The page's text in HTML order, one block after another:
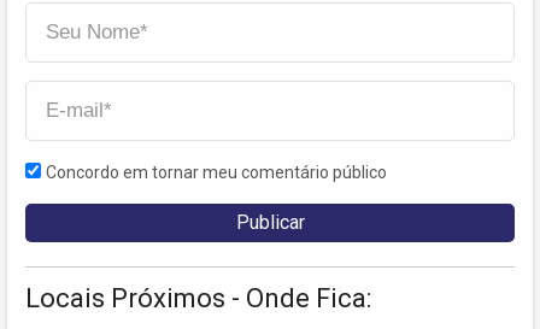
Concordo em tornar meu comentário público
Locais Próximos - Onde Fica: